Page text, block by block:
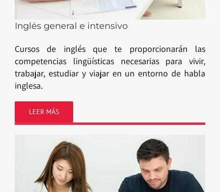
Inglés general e intensivo
Cursos de inglés que te proporcionarán las
competencias lingüísticas necesarias para vivir,
trabajar, estudiar y viajar en un entorno de habla
inglesa.
LEER MÁS